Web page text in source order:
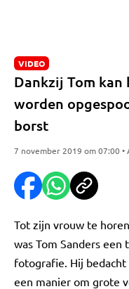
VIDEO
Dankzij Tom
worden
borst
7 november 2019 om 07:00
Tot zijn vrouw te
was Tom Sanders
fotografie. Hij bedacht
een manier om grote